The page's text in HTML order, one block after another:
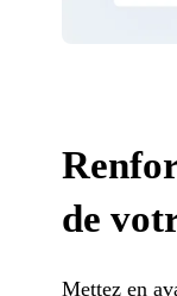
de
Mettez en